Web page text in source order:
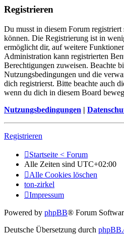
Registrieren
Du musst in diesem Forum
können. Die Registrierung ist in
ermöglicht dir, auf weitere
Administration kann registrierten
Berechtigungen zuweisen. Beachte
Nutzungsbedingungen und die
dich registrierst. Bitte beachte auch
wenn du dich in diesem Board
Nutzungsbedingungen |
Registrieren
Startseite < Forum
Alle Zeiten sind UTC+02:00
Alle Cookies löschen
ton-zirkel
Impressum
Powered by phpBB® Forum
Deutsche Übersetzung durch